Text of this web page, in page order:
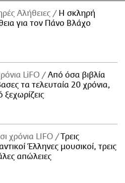
Αλήθειες
H σκληρή
για τον Πάνο Βλάχο
LiFO
Από όσα βιβλία
τα τελευταία 20 χρόνια,
ξεχωρίζεις
χρόνια LIFO
Tρεις
Έλληνες μουσικοί, τρεις
απώλειες